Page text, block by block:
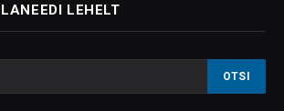
LEHELT